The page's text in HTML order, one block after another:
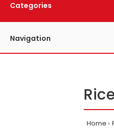
Categories
Navigation
Home